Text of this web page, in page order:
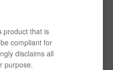
product that is
compliant for
disclaims all
purpose.